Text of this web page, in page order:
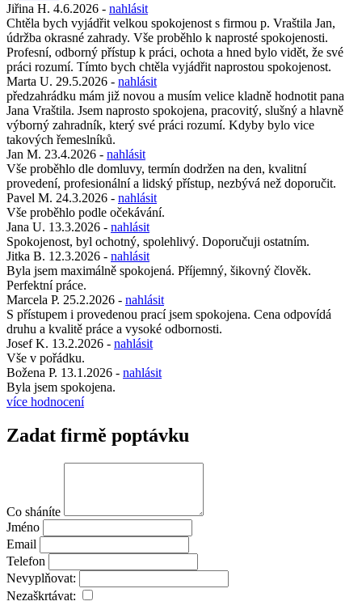
Jiřina H. 4.6.2026 - nahlásit
Chtěla bych vyjádřit velkou spokojenost s firmou p. Vraštila Jan,
údržba okrasné zahrady. Vše proběhlo k naprosté spokojenosti.
Profesní, odborný přístup k práci, ochota a hned bylo vidět, že své
práci rozumí. Tímto bych chtěla vyjádřit naprostou spokojenost.
Marta U. 29.5.2026 - nahlásit
předzahrádku mám již novou a musím velice kladně hodnotit pana
Jana Vraštila. Jsem naprosto spokojena, pracovitý, slušný a hlavně
výborný zahradník, který své práci rozumí. Kdyby bylo vice
takových řemeslníků.
Jan M. 23.4.2026 - nahlásit
Vše proběhlo dle domluvy, termín dodržen na den, kvalitní
provedení, profesionální a lidský přístup, nezbývá než doporučit.
Pavel M. 24.3.2026 - nahlásit
Vše proběhlo podle očekávání.
Jana U. 13.3.2026 - nahlásit
Spokojenost, byl ochotný, spolehlivý. Doporučuji ostatním.
Jitka B. 12.3.2026 - nahlásit
Byla jsem maximálně spokojená. Příjemný, šikovný člověk.
Perfektní práce.
Marcela P. 25.2.2026 - nahlásit
S přístupem i provedenou prací jsem spokojena. Cena odpovídá
druhu a kvalitě práce a vysoké odbornosti.
Josef K. 13.2.2026 - nahlásit
Vše v pořádku.
Božena P. 13.1.2026 - nahlásit
Byla jsem spokojena.
více hodnocení
Zadat firmě poptávku
Co sháníte
Jméno
Email
Telefon
Nevyplňovat:
Nezaškrtávat: